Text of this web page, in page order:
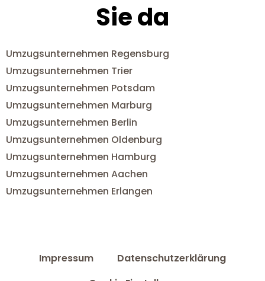
Sie da
Umzugsunternehmen Regensburg
Umzugsunternehmen Trier
Umzugsunternehmen Potsdam
Umzugsunternehmen Marburg
Umzugsunternehmen Berlin
Umzugsunternehmen Oldenburg
Umzugsunternehmen Hamburg
Umzugsunternehmen Aachen
Umzugsunternehmen Erlangen
Impressum
Datenschutzerklärung